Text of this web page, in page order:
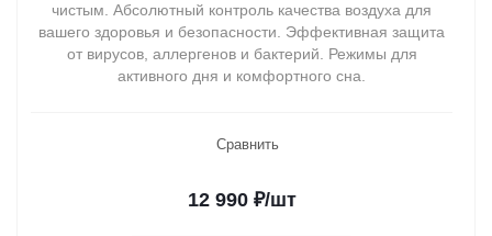
чистым. Абсолютный контроль качества воздуха для
вашего здоровья и безопасности. Эффективная защита
от вирусов, аллергенов и бактерий. Режимы для
активного дня и комфортного сна.
Сравнить
12 990 ₽/шт